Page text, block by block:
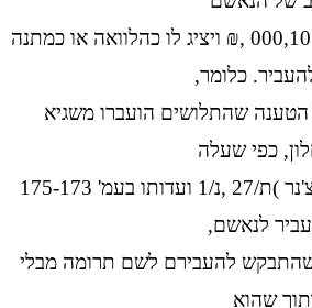
– ירמה אותו בסך של 000,10 ,₪ ויציג לו כהלוואה או כמתנה
כלומר,
שהתלושים הועברו משגיא
כפי שעלה
מהודעתו של שגיא לנצ'נר )ת/27 ,נ/1 ועדותו בעמ' 175-173
לנאשם,
להעבירם לשם תרומה מבלי
שהוא